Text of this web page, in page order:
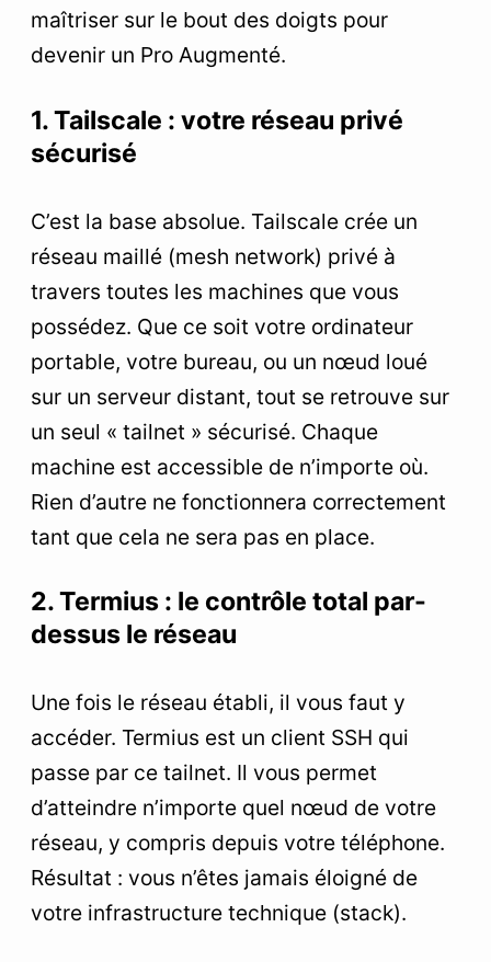
maîtriser sur le bout des doigts pour
devenir un Pro Augmenté.
1. Tailscale : votre réseau privé
sécurisé
C’est la base absolue. Tailscale crée un
réseau maillé (mesh network) privé à
travers toutes les machines que vous
possédez. Que ce soit votre ordinateur
portable, votre bureau, ou un nœud loué
sur un serveur distant, tout se retrouve sur
un seul « tailnet » sécurisé. Chaque
machine est accessible de n’importe où.
Rien d’autre ne fonctionnera correctement
tant que cela ne sera pas en place.
2. Termius : le contrôle total par-
dessus le réseau
Une fois le réseau établi, il vous faut y
accéder. Termius est un client SSH qui
passe par ce tailnet. Il vous permet
d’atteindre n’importe quel nœud de votre
réseau, y compris depuis votre téléphone.
Résultat : vous n’êtes jamais éloigné de
votre infrastructure technique (stack).